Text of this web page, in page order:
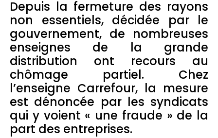
Depuis la fermeture des rayons
non essentiels, décidée par le
gouvernement, de nombreuses
enseignes de la grande
distribution ont recours au
chômage partiel. Chez
l’enseigne Carrefour, la mesure
est dénoncée par les syndicats
qui y voient « une fraude » de la
part des entreprises.